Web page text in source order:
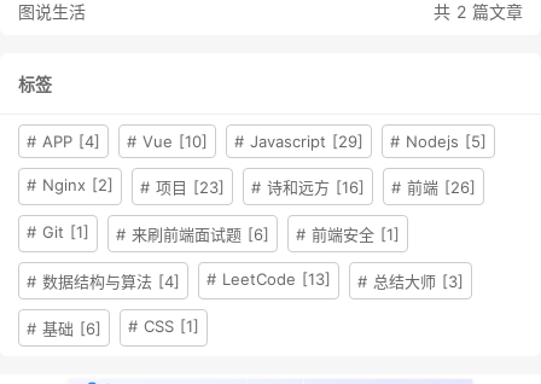
图说生活 共 2 篇文章
标签
# APP [4] # Vue [10] # Javascript [29] # Nodejs [5]
# Nginx [2] # 项目 [23] # 诗和远方 [16] # 前端 [26]
# Git [1] # 来刷前端面试题 [6] # 前端安全 [1]
# 数据结构与算法 [4] # LeetCode [13] # 总结大师 [3]
# 基础 [6] # CSS [1]